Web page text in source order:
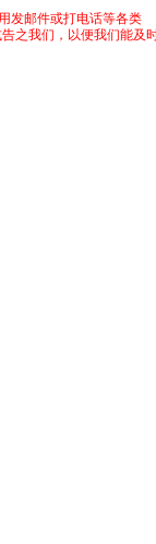
里留言，也
之我们，以便我们能及